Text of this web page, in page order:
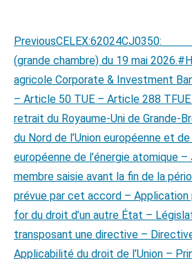
PreviousPrevious
post:
CELEX:62024CJ0350:
(grande chambre) du 19 mai
agricole Corporate & Investment
– Article 50 TUE – Article 288
retrait du Royaume-Uni de Grande-
du Nord de l’Union européenne et
européenne de l’énergie atomique –
membre saisie avant la fin de la
prévue par cet accord – Application
for du droit d’un autre État –
transposant une directive –
Applicabilité du droit de l’Union –